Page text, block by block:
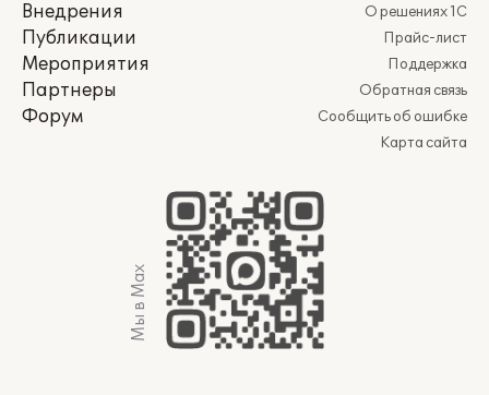
Внедрения
Публикации
Мероприятия
Партнеры
Форум
О решениях 1С
Прайс-лист
Поддержка
Обратная связь
Сообщить об ошибке
Карта сайта
Мы в Max